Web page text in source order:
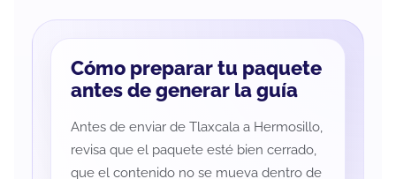
Cómo preparar tu paquete
antes de generar la guía
Antes de enviar de Tlaxcala a Hermosillo,
revisa que el paquete esté bien cerrado,
que el contenido no se mueva dentro de